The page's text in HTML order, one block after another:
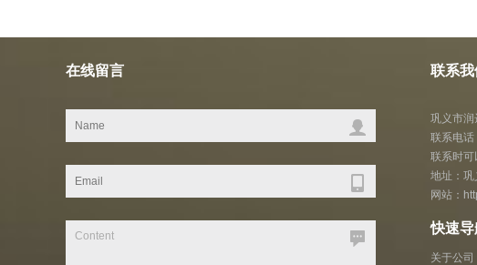
在线留言 联系我
巩义市润
联系电话
联系时可
地址：巩
网站：
快速导
关于公司